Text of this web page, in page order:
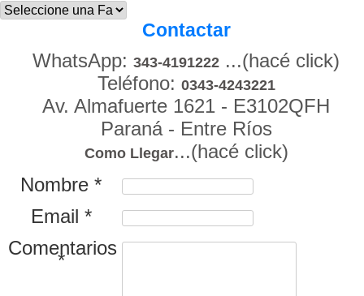
Contactar
WhatsApp: 343-4191222 ...(hacé click)
Teléfono: 0343-4243221
Av. Almafuerte 1621 - E3102QFH
Paraná - Entre Ríos
Como Llegar...(hacé click)
Nombre *
Email *
Comentarios
*